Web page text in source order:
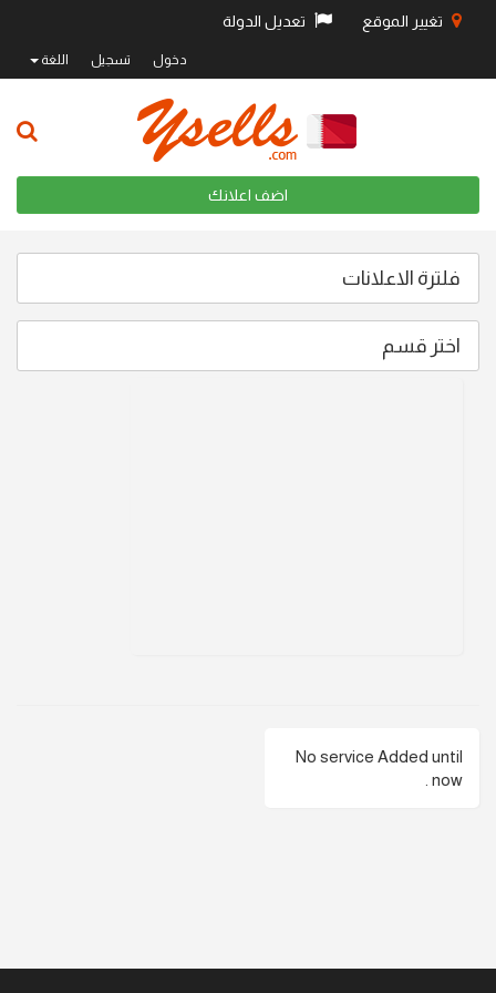
تغيير الموقع تعديل الدولة
دخول تسجيل اللغة
اضف اعلانك
فلترة الاعلانات
اختر قسم
No service Added until
now .